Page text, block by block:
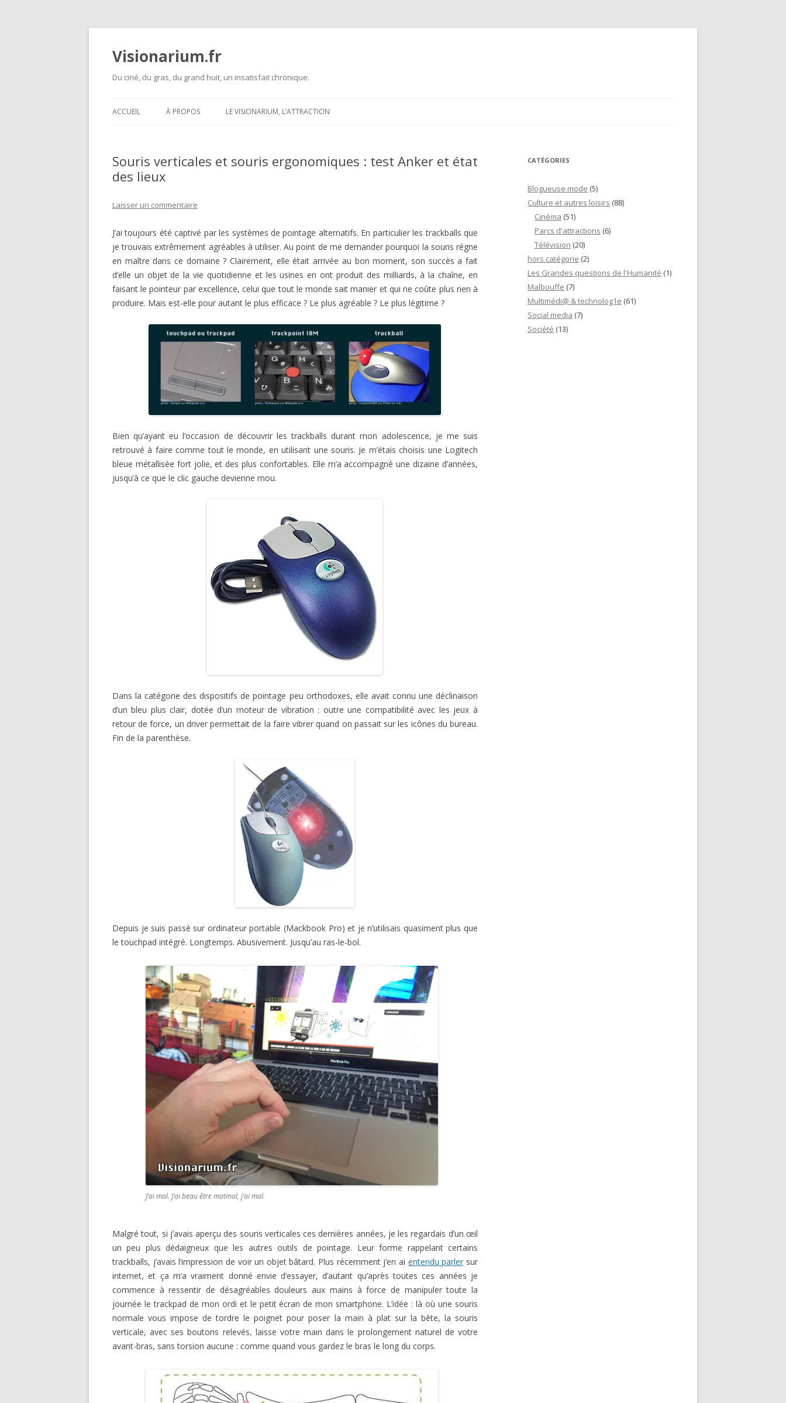
Visionarium.fr
Du ciné, du gras, du grand huit, un insatisfait chronique.
ACCUEIL À PROPOS LE VISIONARIUM, L’ATTRACTION
Souris verticales et souris ergonomiques : test Anker et état
des lieux
Laisser un commentaire
J’ai toujours été captivé par les systèmes de pointage alternatifs. En particulier les trackballs que
je trouvais extrêmement agréables à utiliser. Au point de me demander pourquoi la souris régne
en maître dans ce domaine ? Clairement, elle était arrivée au bon moment, son succès a fait
d’elle un objet de la vie quotidienne et les usines en ont produit des milliards, à la chaîne, en
faisant le pointeur par excellence, celui que tout le monde sait manier et qui ne coûte plus rien à
produire. Mais est-elle pour autant le plus efficace ? Le plus agréable ? Le plus légitime ?
Bien qu’ayant eu l’occasion de découvrir les trackballs durant mon adolescence, je me suis
retrouvé à faire comme tout le monde, en utilisant une souris. Je m’étais choisis une Logitech
bleue métallisée fort jolie, et des plus confortables. Elle m’a accompagné une dizaine d’années,
jusqu’à ce que le clic gauche devienne mou.
Dans la catégorie des dispositifs de pointage peu orthodoxes, elle avait connu une déclinaison
d’un bleu plus clair, dotée d’un moteur de vibration : outre une compatibilité avec les jeux à
retour de force, un driver permettait de la faire vibrer quand on passait sur les icônes du bureau.
Fin de la parenthèse.
Depuis je suis passé sur ordinateur portable (Mackbook Pro) et je n’utilisais quasiment plus que
le touchpad intégré. Longtemps. Abusivement. Jusqu’au ras-le-bol.
J’ai mal. J’ai beau être matinal, j’ai mal.
Malgré tout, si j’avais aperçu des souris verticales ces dernières années, je les regardais d’un œil
un peu plus dédaigneux que les autres outils de pointage. Leur forme rappelant certains
trackballs, j’avais l’impression de voir un objet bâtard. Plus récemment j’en ai entendu parler sur
internet, et ça m’a vraiment donné envie d’essayer, d’autant qu’après toutes ces années je
commence à ressentir de désagréables douleurs aux mains à force de manipuler toute la
journée le trackpad de mon ordi et le petit écran de mon smartphone. L’idée : là où une souris
normale vous impose de tordre le poignet pour poser la main à plat sur la bête, la souris
verticale, avec ses boutons relevés, laisse votre main dans le prolongement naturel de votre
avant-bras, sans torsion aucune : comme quand vous gardez le bras le long du corps.
CATÉGORIES
Blogueuse mode (5)
Culture et autres loisirs (88)
Cinéma (51)
Parcs d'attractions (6)
Télévision (20)
hors catégorie (2)
Les Grandes questions de l'Humanité (1)
Malbouffe (7)
Multimédi@ & technolog1e (61)
Social media (7)
Société (13)